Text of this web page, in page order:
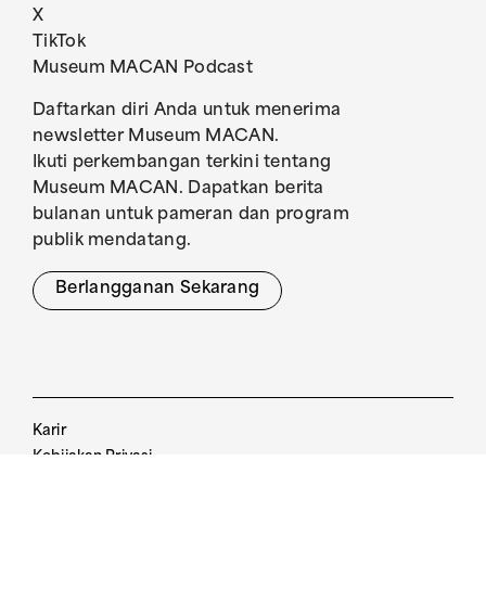
X
TikTok
Museum MACAN Podcast
Daftarkan diri Anda untuk menerima
newsletter Museum MACAN.
Ikuti perkembangan terkini tentang
Museum MACAN. Dapatkan berita
bulanan untuk pameran dan program
publik mendatang.
Berlangganan Sekarang
Karir
Kebijakan Privasi